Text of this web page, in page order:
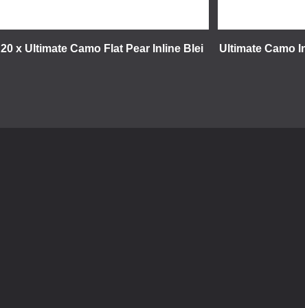
20 x Ultimate Camo Flat Pear Inline Blei Ultimate Camo